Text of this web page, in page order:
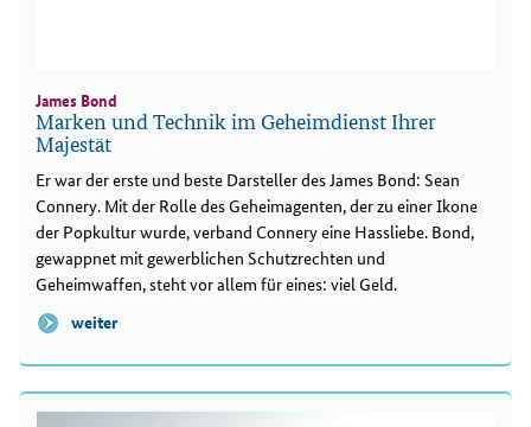
James Bond
Marken und Technik im Geheimdienst Ihrer
Majestät
Er war der erste und beste Darsteller des James Bond: Sean
Connery. Mit der Rolle des Geheimagenten, der zu einer Ikone
der Popkultur wurde, verband Connery eine Hassliebe. Bond,
gewappnet mit gewerblichen Schutzrechten und
Geheimwaffen, steht vor allem für eines: viel Geld.
weiter